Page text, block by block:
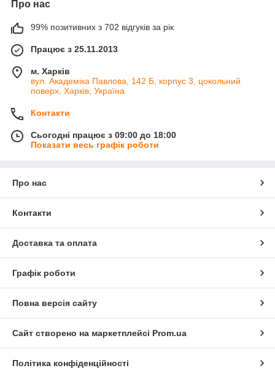
Про нас
99% позитивних з 702 відгуків за рік
Працює з 25.11.2013
м. Харків
вул. Академіка Павлова, 142 Б, корпус 3, цокольний
поверх, Харків, Україна
Контакти
Сьогодні працює з 09:00 до 18:00
Показати весь графік роботи
Про нас
Контакти
Доставка та оплата
Графік роботи
Повна версія сайту
Сайт створено на маркетплейсі Prom.ua
Політика конфіденційності